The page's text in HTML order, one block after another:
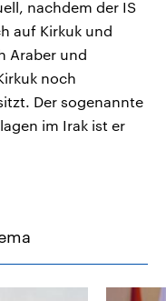
nachdem der IS
auf Kirkuk und
Araber und
noch
Der sogenannte
im Irak ist er